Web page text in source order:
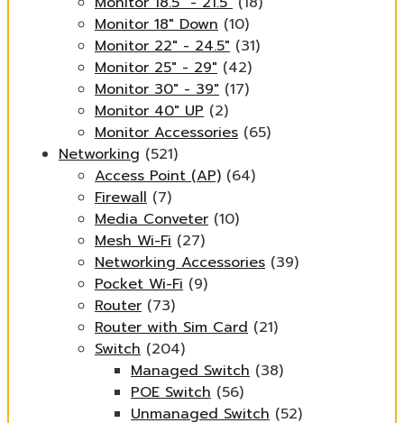
Monitor 18" Down (10)
Monitor 22" - 24.5" (31)
Monitor 25" - 29" (42)
Monitor 30" - 39" (17)
Monitor 40" UP (2)
Monitor Accessories (65)
Networking (521)
Access Point (AP) (64)
Firewall (7)
Media Conveter (10)
Mesh Wi-Fi (27)
Networking Accessories (39)
Pocket Wi-Fi (9)
Router (73)
Router with Sim Card (21)
Switch (204)
Managed Switch (38)
POE Switch (56)
Unmanaged Switch (52)